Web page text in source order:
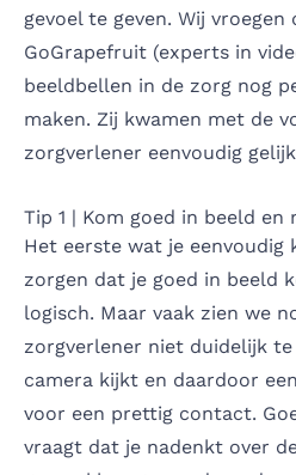
gevoel te geven. Wij
GoGrapefruit (experts in
beeldbellen in de zorg nog
maken. Zij kwamen met de
zorgverlener eenvoudig
Tip 1 | Kom goed in beeld
Het eerste wat je eenvoudig
zorgen dat je goed in beeld
logisch. Maar vaak zien we
zorgverlener niet duidelijk
camera kijkt en daardoor
voor een prettig contact.
vraagt dat je nadenkt over